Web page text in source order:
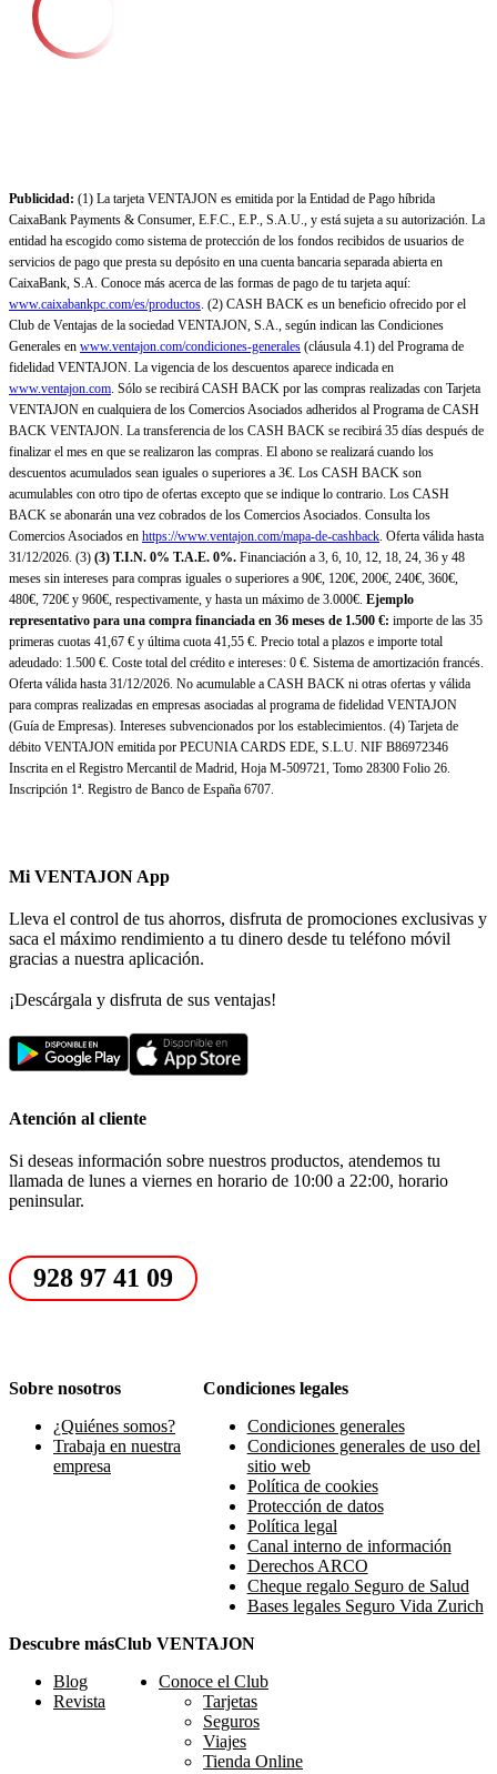
Publicidad: (1) La tarjeta VENTAJON es emitida por la Entidad de Pago híbrida
CaixaBank Payments & Consumer, E.F.C., E.P., S.A.U., y está sujeta a su autorización. La
entidad ha escogido como sistema de protección de los fondos recibidos de usuarios de
servicios de pago que presta su depósito en una cuenta bancaria separada abierta en
CaixaBank, S.A. Conoce más acerca de las formas de pago de tu tarjeta aquí:
www.caixabankpc.com/es/productos. (2) CASH BACK es un beneficio ofrecido por el
Club de Ventajas de la sociedad VENTAJON, S.A., según indican las Condiciones
Generales en www.ventajon.com/condiciones-generales (cláusula 4.1) del Programa de
fidelidad VENTAJON. La vigencia de los descuentos aparece indicada en
www.ventajon.com. Sólo se recibirá CASH BACK por las compras realizadas con Tarjeta
VENTAJON en cualquiera de los Comercios Asociados adheridos al Programa de CASH
BACK VENTAJON. La transferencia de los CASH BACK se recibirá 35 días después de
finalizar el mes en que se realizaron las compras. El abono se realizará cuando los
descuentos acumulados sean iguales o superiores a 3€. Los CASH BACK son
acumulables con otro tipo de ofertas excepto que se indique lo contrario. Los CASH
BACK se abonarán una vez cobrados de los Comercios Asociados. Consulta los
Comercios Asociados en https://www.ventajon.com/mapa-de-cashback. Oferta válida hasta
31/12/2026. (3) (3) T.I.N. 0% T.A.E. 0%. Financiación a 3, 6, 10, 12, 18, 24, 36 y 48
meses sin intereses para compras iguales o superiores a 90€, 120€, 200€, 240€, 360€,
480€, 720€ y 960€, respectivamente, y hasta un máximo de 3.000€. Ejemplo
representativo para una compra financiada en 36 meses de 1.500 €: importe de las 35
primeras cuotas 41,67 € y última cuota 41,55 €. Precio total a plazos e importe total
adeudado: 1.500 €. Coste total del crédito e intereses: 0 €. Sistema de amortización francés.
Oferta válida hasta 31/12/2026. No acumulable a CASH BACK ni otras ofertas y válida
para compras realizadas en empresas asociadas al programa de fidelidad VENTAJON
(Guía de Empresas). Intereses subvencionados por los establecimientos. (4) Tarjeta de
débito VENTAJON emitida por PECUNIA CARDS EDE, S.L.U. NIF B86972346
Inscrita en el Registro Mercantil de Madrid, Hoja M-509721, Tomo 28300 Folio 26.
Inscripción 1ª. Registro de Banco de España 6707.
Mi VENTAJON App
Lleva el control de tus ahorros, disfruta de promociones exclusivas y
saca el máximo rendimiento a tu dinero desde tu teléfono móvil
gracias a nuestra aplicación.
¡Descárgala y disfruta de sus ventajas!
Atención al cliente
Si deseas información sobre nuestros productos, atendemos tu
llamada de lunes a viernes en horario de 10:00 a 22:00, horario
peninsular.
928 97 41 09
Sobre nosotros
¿Quiénes somos?
Trabaja en nuestra
empresa
Condiciones legales
Condiciones generales
Condiciones generales de uso del
sitio web
Política de cookies
Protección de datos
Política legal
Canal interno de información
Derechos ARCO
Cheque regalo Seguro de Salud
Bases legales Seguro Vida Zurich
Descubre más
Blog
Revista
Club VENTAJON
Conoce el Club
Tarjetas
Seguros
Viajes
Tienda Online